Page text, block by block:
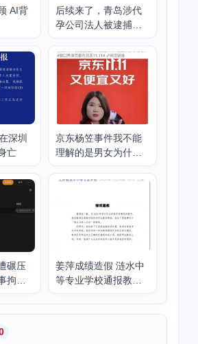
AI背
后续来了，青岛涉代
孕公司法人被逮捕涉
证书
深圳
亡
京东杨笠事件我不能
理解的是男女为什么
碾压
拘留
姜萍成绩造假 涟水中
等专业学校通报教师